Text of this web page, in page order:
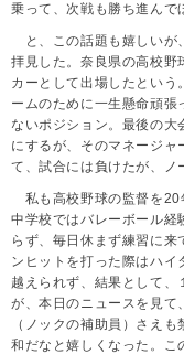
乗って、次戦も勝ち進んで
と、この話題も嬉しいが
拝見した。奈良県の高校野
カーとして出場したという
ームのために一生懸命頑
ないポジション。最後の大
にするが、そのマネージャ
て、試合には負けたが、ノ
私も高校野球の監督を20
中学校ではバレーボール経
らず、毎日休まず練習に
ンヒットを打った際はハイ
越えられず、結果として、
が、本日のニュースを見て
（ノックの補助員）さえ
和だなと嬉しくなった。こ